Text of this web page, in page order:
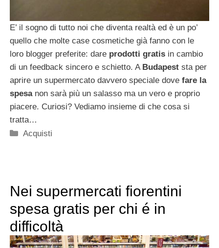
E’ il sogno di tutto noi che diventa realtà ed è un po’
quello che molte case cosmetiche già fanno con le
loro blogger preferite: dare prodotti gratis in cambio
di un feedback sincero e schietto. A Budapest sta per
aprire un supermercato davvero speciale dove fare la
spesanon sarà più un salasso ma un vero e proprio
piacere. Curiosi? Vediamo insieme di che cosa si
tratta…
Categorie
Acquisti
Nei supermercati fiorentini
spesa gratis per chi é in
difficoltà